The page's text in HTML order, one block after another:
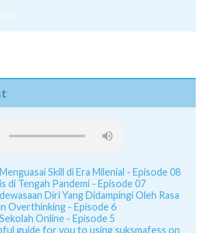
Skill di Era Milenial - Episode 08
di Tengah Pandemi - Episode 07
Diri Yang Didampingi Oleh Rasa
Overthinking - Episode 6
Online - Episode 5
guide for you to using suksmafess on